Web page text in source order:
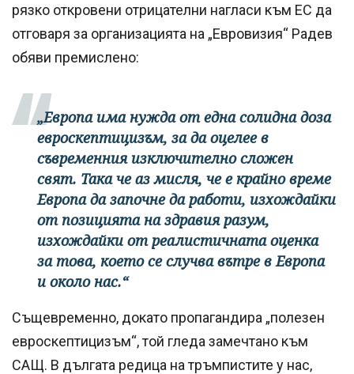
рязко откровени отрицателни нагласи към ЕС да
отговаря за организацията на „Евровизия“ Радев
обяви премислено:
„Европа има нужда от една солидна доза
евроскептицизъм, за да оцелее в
съвременния изключително сложен
свят. Така че аз мисля, че е крайно време
Европа да започне да работи, изхождайки
от позицията на здравия разум,
изхождайки от реалистичната оценка
за това, което се случва вътре в Европа
и около нас.“
Същевременно, докато пропагандира „полезен
евроскептицизъм“, той гледа замечтано към
САЩ. В дългата редица на тръмпистите у нас,